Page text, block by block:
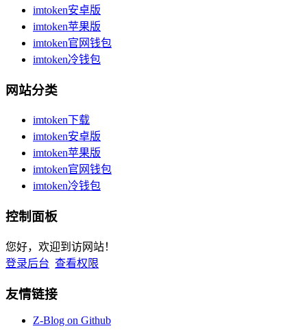
imtoken安卓版
imtoken苹果版
imtoken官网钱包
imtoken冷钱包
网站分类
imtoken下载
imtoken安卓版
imtoken苹果版
imtoken官网钱包
imtoken冷钱包
控制面板
您好，欢迎到访网站！
登录后台 查看权限
友情链接
Z-Blog on Github